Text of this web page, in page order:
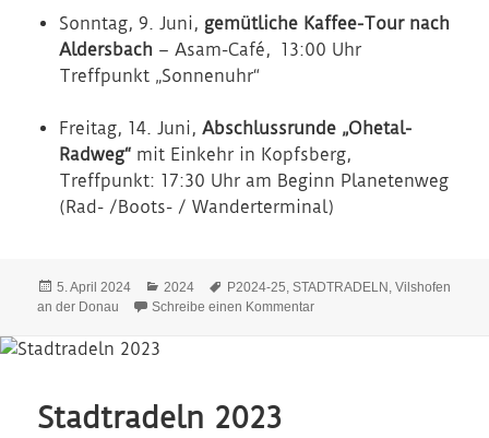
Sonntag, 9. Juni, gemütliche Kaffee-Tour nach
Aldersbach – Asam-Café, 13:00 Uhr
Treffpunkt „Sonnenuhr“
Freitag, 14. Juni,Abschlussrunde „Ohetal-
Radweg“ mit Einkehr in Kopfsberg,
Treffpunkt: 17:30 Uhr am Beginn Planetenweg
(Rad- /Boots- / Wanderterminal)
Veröffentlicht
am
5. April 2024 Kategorien
2024 Schlagwörter
P2024-25,STADTRADELN ,Vilshofen
an der Donau
Schreibe einen Kommentarzu Stadtradeln 2024
Stadtradeln 2023